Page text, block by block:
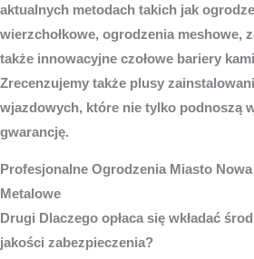
aktualnych metodach takich jak
wierzchołkowe, ogrodzenia meshowe,
także innowacyjne czołowe bariery
Zrecenzujemy także plusy
wjazdowych, które nie tylko podnoszą
gwarancję.
Profesjonalne Ogrodzenia Miasto
Metalowe
Drugi Dlaczego opłaca się wkładać
jakości zabezpieczenia?